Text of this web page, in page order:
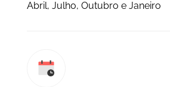
Abril, Julho, Outubro e Janeiro